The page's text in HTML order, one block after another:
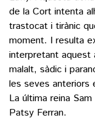
de la Cort intenta
trastocat i tirànic
moment. I resulta
interpretant aquest
malalt, sàdic i
les seves anteriors
La última reina
Patsy Ferran.